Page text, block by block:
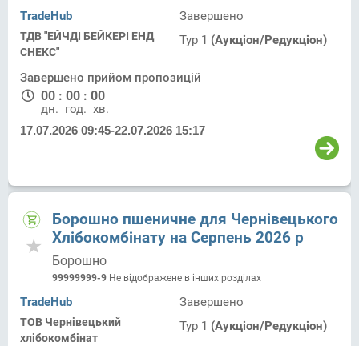
TradeHub
ТДВ "ЕЙЧДІ БЕЙКЕРІ ЕНД
СНЕКС"
Завершено
Тур 1 (Аукціон/Редукціон)
Завершено прийом пропозицій
00 : 00 : 00
дн. год. хв.
17.07.2026 09:45-22.07.2026 15:17
Борошно пшеничне для Чернівецького
Хлібокомбінату на Серпень 2026 р
Борошно
99999999-9 Не відображене в інших розділах
TradeHub
ТОВ Чернівецький
хлібокомбінат
Завершено
Тур 1 (Аукціон/Редукціон)